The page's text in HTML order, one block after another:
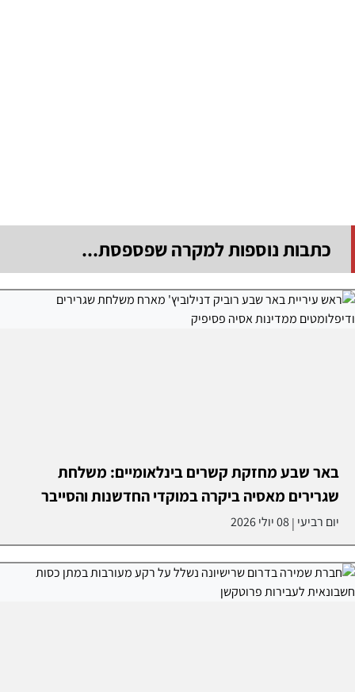
כתבות נוספות למקרה שפספסת...
באר שבע מחזקת קשרים בינלאומיים: משלחת
שגרירים מאסיה ביקרה במוקדי החדשנות והסייבר
יום רביעי |08 יולי 2026